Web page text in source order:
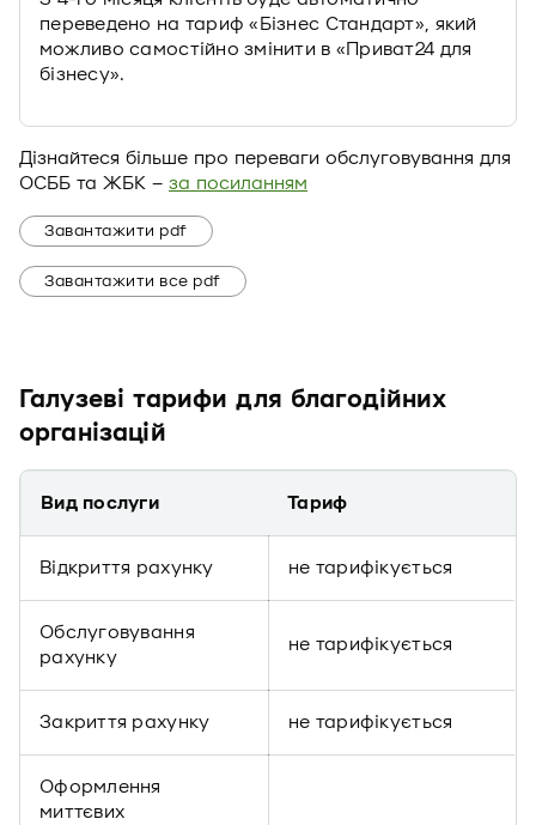
переведено на тариф «Бізнес Стандарт», який
можливо самостійно змінити в «Приват24 для
бізнесу».
Дізнайтеся більше про переваги обслуговування для
ОСББ та ЖБК – за посиланням
Завантажити pdf
Завантажити все pdf
Галузеві тарифи для благодійних
організацій
Вид послуги Тариф
Відкриття рахунку не тарифікується
Обслуговування
рахунку
не тарифікується
Закриття рахунку не тарифікується
Оформлення
миттєвих